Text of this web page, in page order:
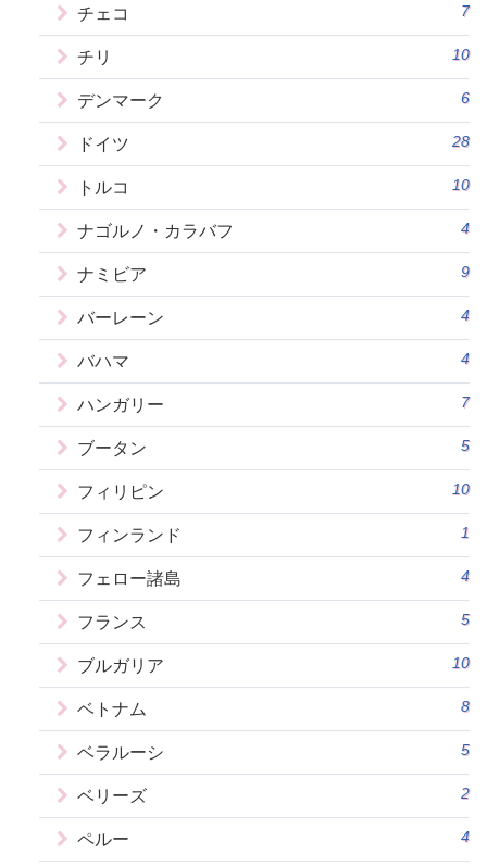
チェコ 7
チリ 10
デンマーク 6
ドイツ 28
トルコ 10
ナゴルノ・カラバフ 4
ナミビア 9
バーレーン 4
バハマ 4
ハンガリー 7
ブータン 5
フィリピン 10
フィンランド 1
フェロー諸島 4
フランス 5
ブルガリア 10
ベトナム 8
ベラルーシ 5
ベリーズ 2
ペルー 4